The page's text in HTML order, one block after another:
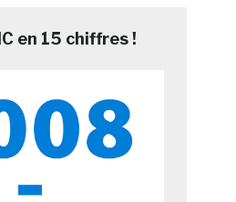
en 15 chiffres !